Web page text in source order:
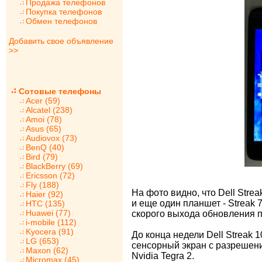
Продажа телефонов
Покупка телефонов
Обмен телефонов
Добавить свое объявление
>>
Сотовые телефоны
Acer (59)
Alcatel (238)
Amoi (78)
Asus (65)
Audiovox (73)
BenQ (40)
Bird (79)
BlackBerry (69)
Ericsson (72)
Fly (188)
Haier (92)
HTC (135)
Huawei (77)
i-mobile (112)
Kyocera (91)
LG (653)
Maxon (62)
Micromax (45)
На фото видно, что Dell
и еще один планшет - Streak
скорого выхода обновления
До конца недели Dell Streak
сенсорный экран с
Nvidia Tegra 2.